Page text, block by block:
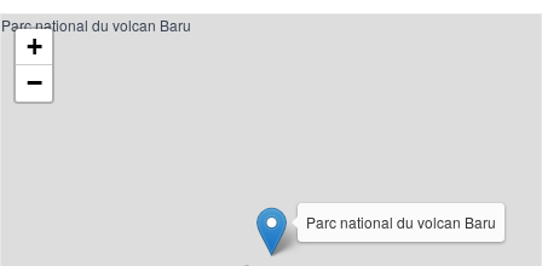
Parc national du volcan Baru
+
−
Parc national du volcan Baru